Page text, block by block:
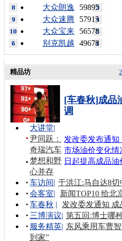
59895
大众朗逸
57915
大众速腾
56578
大众宝来
49678
别克凯越
精品坊
[车春秋]成品
调
发改委发布通
市场油价变化情
日起提高成品
大讲堂|
尹同跃：
奇瑞汽车
梦想和野
心并存
车访间| 于洪江:马自达8
会客室|
新闻TOP10 给北
车春秋 |
发改委发通知
三博演议| 第五回:博士哪
服务精英| 东风乘用车曹
到家”